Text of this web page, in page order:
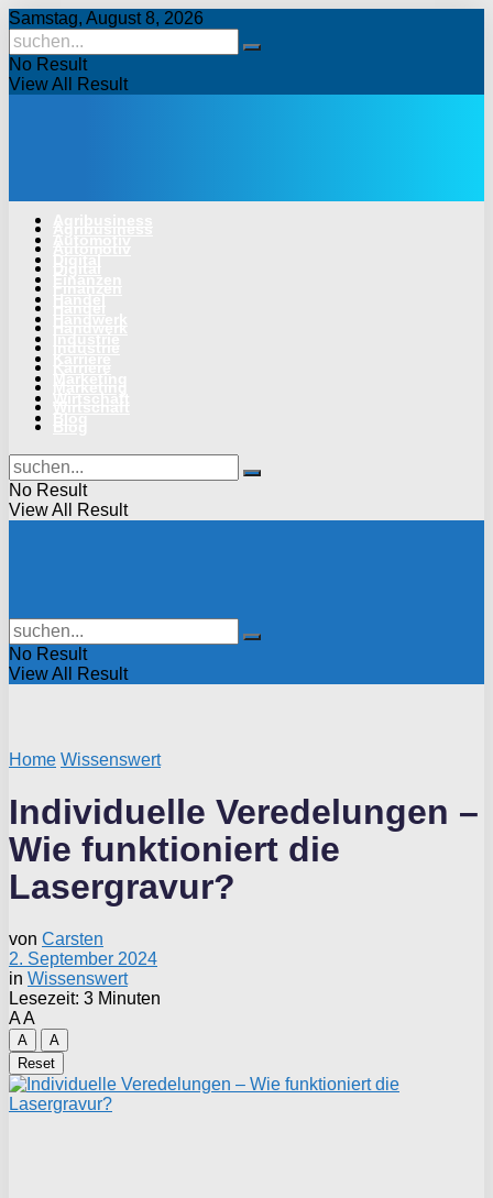
Samstag, August 8, 2026
No Result
View All Result
No Result
View All Result
No Result
View All Result
Home Wissenswert
Individuelle Veredelungen –
Wie funktioniert die
Lasergravur?
von Carsten
2. September 2024
in Wissenswert
Lesezeit: 3 Minuten
AA
A
A
Reset